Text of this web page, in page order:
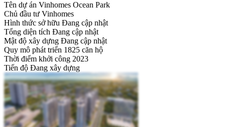
Tên dự án Vinhomes Ocean Park
Chủ đầu tư Vinhomes
Hình thức sở hữu Đang cập nhật
Tổng diện tích Đang cập nhật
Mật độ xây dựng Đang cập nhật
Quy mô phát triển 1825 căn hộ
Thời điểm khởi công 2023
Tiến độ Đang xây dựng